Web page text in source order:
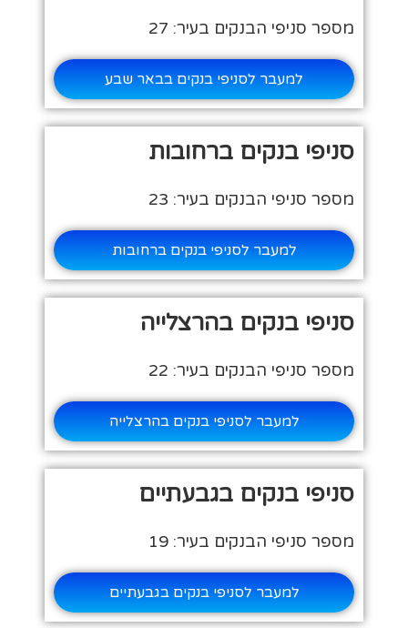
מספר סניפי הבנקים בעיר: 27
למעבר לסניפי בנקים בבאר שבע
סניפי בנקים ברחובות
מספר סניפי הבנקים בעיר: 23
למעבר לסניפי בנקים ברחובות
סניפי בנקים בהרצלייה
מספר סניפי הבנקים בעיר: 22
למעבר לסניפי בנקים בהרצלייה
סניפי בנקים בגבעתיים
מספר סניפי הבנקים בעיר: 19
למעבר לסניפי בנקים בגבעתיים